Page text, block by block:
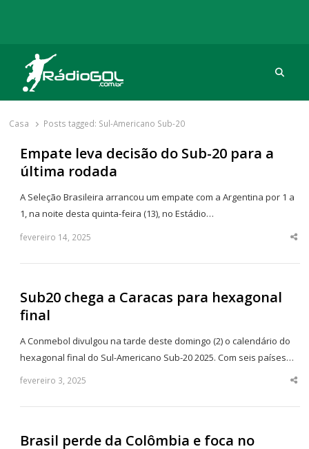
Rádio Gol
Há mais de 20 anos com as melhores coberturas
Casa Posts tagged: Sul-Americano Sub-20
Empate leva decisão do Sub-20 para a
última rodada
A Seleção Brasileira arrancou um empate com a Argentina por 1 a
1, na noite desta quinta-feira (13), no Estádio…
fevereiro 14, 2025
Sub20 chega a Caracas para hexagonal
final
A Conmebol divulgou na tarde deste domingo (2) o calendário do
hexagonal final do Sul-Americano Sub-20 2025. Com seis países…
fevereiro 3, 2025
Brasil perde da Colômbia e foca no